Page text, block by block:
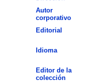
Autor
corporativo
Editorial
Idioma
Editor de la
colección